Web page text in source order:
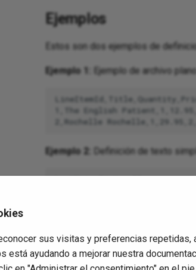
Ejemplos
Estos son dos ejemplos de
Ejemplo 1: Ejemplo de archivo
1,The English
Ejemplo 2: Definición de texto
sus visitas y preferencias
está ayudando a mejorar nuestra